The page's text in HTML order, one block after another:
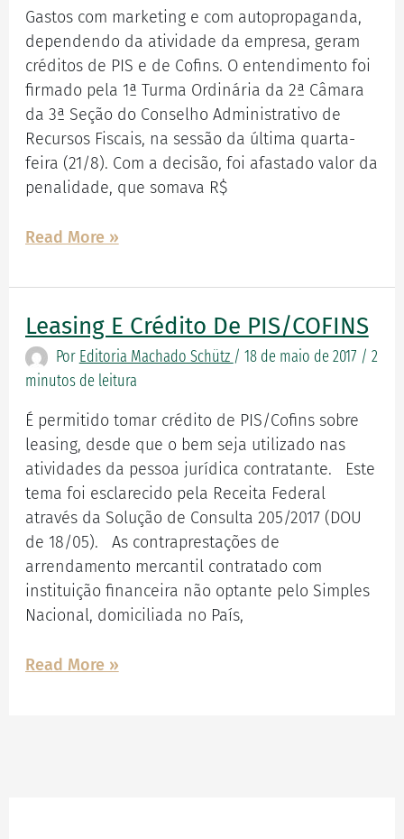
Gastos com marketing e com autopropaganda,
dependendo da atividade da empresa, geram
créditos de PIS e de Cofins. O entendimento foi
firmado pela 1ª Turma Ordinária da 2ª Câmara
da 3ª Seção do Conselho Administrativo de
Recursos Fiscais, na sessão da última quarta-
feira (21/8). Com a decisão, foi afastado valor da
penalidade, que somava R$
de
PIS
e
Cofins
Read More »
Leasing E Crédito De PIS/COFINS
Por Editoria Machado Schütz / 18 de maio de 2017 / 2
minutos de leitura
É permitido tomar crédito de PIS/Cofins sobre
leasing, desde que o bem seja utilizado nas
atividades da pessoa jurídica contratante. Este
tema foi esclarecido pela Receita Federal
através da Solução de Consulta 205/2017 (DOU
de 18/05). As contraprestações de
arrendamento mercantil contratado com
instituição financeira não optante pelo Simples
Nacional, domiciliada no País,
Leasing
e
crédito
PIS/COFINS
Read More »